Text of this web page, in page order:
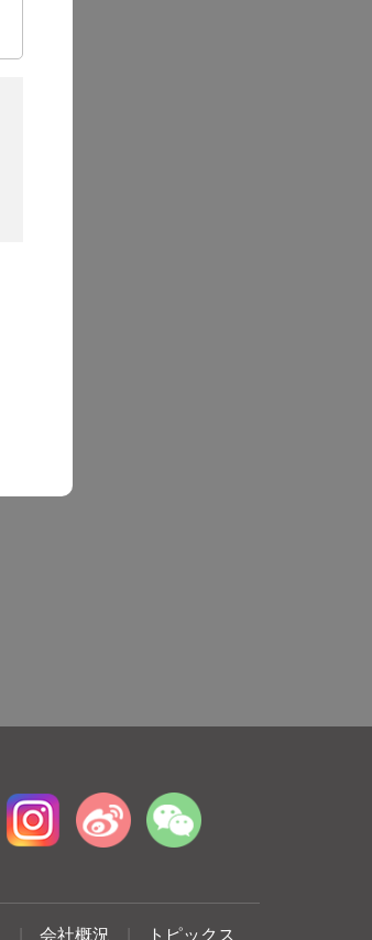
会社概況 トピックス